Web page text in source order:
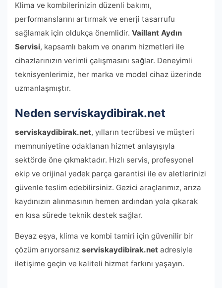
Klima ve kombilerinizin düzenli bakımı,
performanslarını artırmak ve enerji tasarrufu
sağlamak için oldukça önemlidir. Vaillant Aydın
Servisi, kapsamlı bakım ve onarım hizmetleri ile
cihazlarınızın verimli çalışmasını sağlar. Deneyimli
teknisyenlerimiz, her marka ve model cihaz üzerinde
uzmanlaşmıştır.
Neden serviskaydibirak.net
serviskaydibirak.net, yılların tecrübesi ve müşteri
memnuniyetine odaklanan hizmet anlayışıyla
sektörde öne çıkmaktadır. Hızlı servis, profesyonel
ekip ve orijinal yedek parça garantisi ile ev aletlerinizi
güvenle teslim edebilirsiniz. Gezici araçlarımız, arıza
kaydınızın alınmasının hemen ardından yola çıkarak
en kısa sürede teknik destek sağlar.
Beyaz eşya, klima ve kombi tamiri için güvenilir bir
çözüm arıyorsanız serviskaydibirak.net adresiyle
iletişime geçin ve kaliteli hizmet farkını yaşayın.